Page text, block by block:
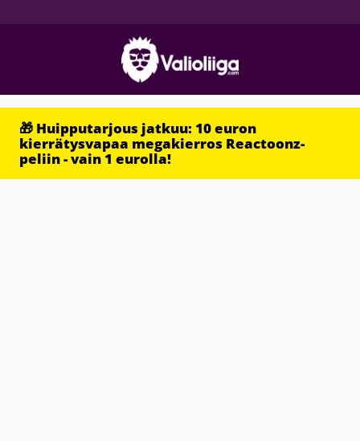
🎁 Huipputarjous jatkuu: 10 euron
kierrätysvapaa megakierros Reactoonz-
peliin - vain 1 eurolla!